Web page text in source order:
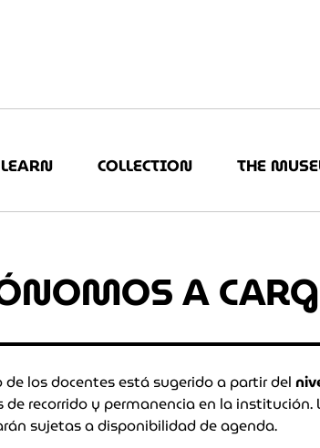
LEARN COLLECTION THE
A
los docentes está sugerido a partir del
recorrido y permanencia en la
sujetas a disponibilidad de agenda.